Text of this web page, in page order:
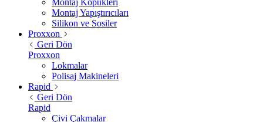
Montaj Köpükleri
Montaj Yapıştırıcıları
Silikon ve Sosiler
Proxxon
Geri Dön
Proxxon
Lokmalar
Polisaj Makineleri
Rapid
Geri Dön
Rapid
Çivi Çakmalar